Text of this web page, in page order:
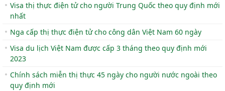
DV thẻ tạm trú
Liên hệ
Visa thị thực điện tử cho người Trung Quốc theo quy định mới
nhất
Nga cấp thị thực điện tử cho công dân Việt Nam 60 ngày
Visa du lịch Việt Nam được cấp 3 tháng theo quy định mới
2023
Chính sách miễn thị thực 45 ngày cho người nước ngoài theo
quy định mới